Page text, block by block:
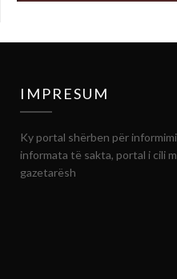
IMPRESUM
Ky portal shërben për
informata të sakta, portal i cili
gazetarësh